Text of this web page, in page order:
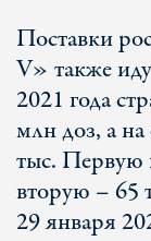
Поставки
V» также
2021 года
млн доз, а
тыс. Первую
вторую – 65
29 января